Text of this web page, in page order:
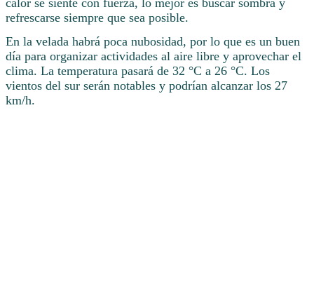
calor se siente con fuerza, lo mejor es buscar sombra y
refrescarse siempre que sea posible.
En la velada habrá poca nubosidad, por lo que es un buen
día para organizar actividades al aire libre y aprovechar el
clima. La temperatura pasará de 32 °C a 26 °C. Los
vientos del sur serán notables y podrían alcanzar los 27
km/h.